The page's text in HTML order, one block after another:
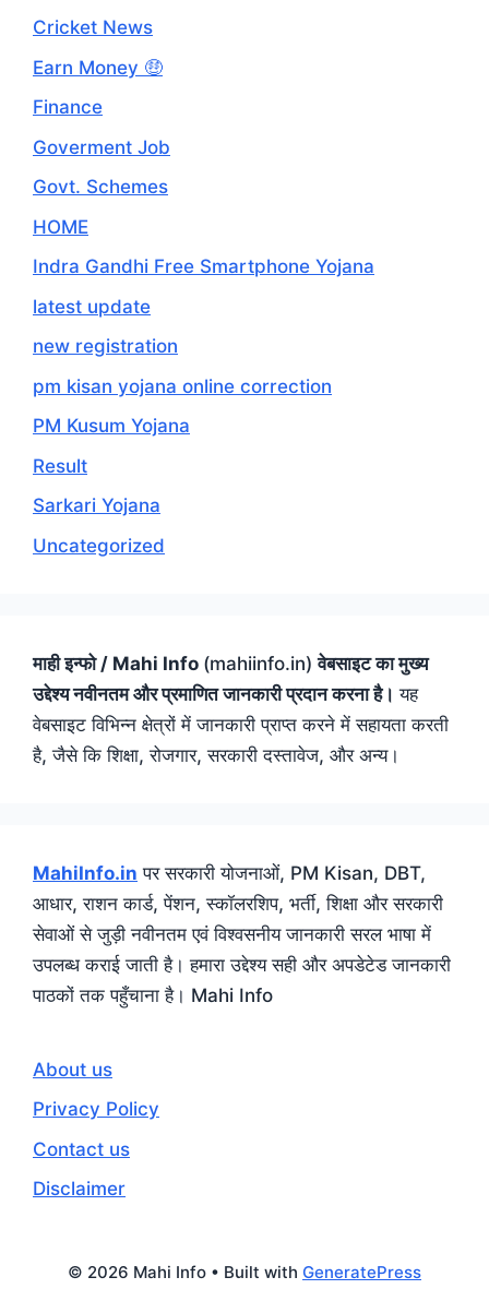
Cricket News
Earn Money 🤑
Finance
Goverment Job
Govt. Schemes
HOME
Indra Gandhi Free Smartphone Yojana
latest update
new registration
pm kisan yojana online correction
PM Kusum Yojana
Result
Sarkari Yojana
Uncategorized
माही इन्फो / Mahi Info (mahiinfo.in)वेबसाइट का मुख्य
उद्देश्य नवीनतम और प्रमाणित जानकारी प्रदान करना है। यह
वेबसाइट विभिन्न क्षेत्रों में जानकारी प्राप्त करने में सहायता करती
है, जैसे कि शिक्षा, रोजगार, सरकारी दस्तावेज, और अन्य।
MahiInfo.in पर सरकारी योजनाओं, PM Kisan, DBT,
आधार, राशन कार्ड, पेंशन, स्कॉलरशिप, भर्ती, शिक्षा और सरकारी
सेवाओं से जुड़ी नवीनतम एवं विश्वसनीय जानकारी सरल भाषा में
उपलब्ध कराई जाती है। हमारा उद्देश्य सही और अपडेटेड जानकारी
पाठकों तक पहुँचाना है। Mahi Info
About us
Privacy Policy
Contact us
Disclaimer
© 2026 Mahi Info • Built with GeneratePress